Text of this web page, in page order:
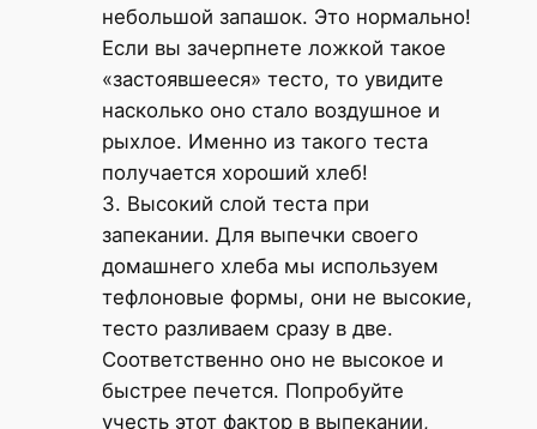
небольшой запашок. Это нормально!
Если вы зачерпнете ложкой такое
«застоявшееся» тесто, то увидите
насколько оно стало воздушное и
рыхлое. Именно из такого теста
получается хороший хлеб!
3. Высокий слой теста при
запекании. Для выпечки своего
домашнего хлеба мы используем
тефлоновые формы, они не высокие,
тесто разливаем сразу в две.
Соответственно оно не высокое и
быстрее печется. Попробуйте
учесть этот фактор в выпекании,